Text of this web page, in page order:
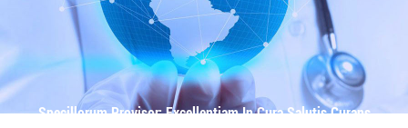
Specillorum Provisor: Excellentiam In Cura Salutis Curans